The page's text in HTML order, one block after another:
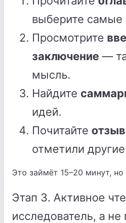
выберите
Просмотрите
заключение —
мысль.
Найдите
идей.
Почитайте
отметили
Это займёт 15–20 минут,
Этап 3. Активное
исследователь, а не